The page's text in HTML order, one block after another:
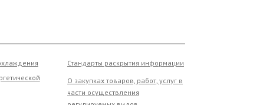
Стандарты раскрытия информации
О закупках товаров, работ, услуг в
части осуществления